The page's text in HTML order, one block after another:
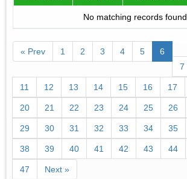
No matching records found
« Prev 1 2 3 4 5
6
7
11 12 13 14 15 16 17
20 21 22 23 24 25 26
29 30 31 32 33 34 35
38 39 40 41 42 43 44
47 Next »